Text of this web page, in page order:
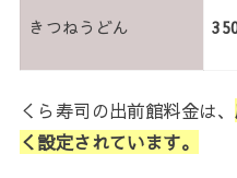
きつねうどん
くら寿司の出前館料金は、
く設定されています。